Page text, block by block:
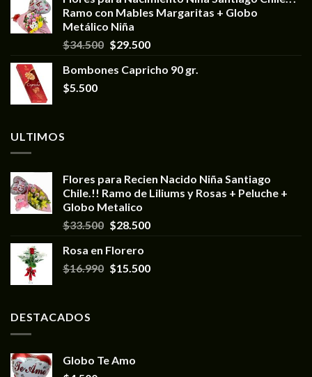
Ramo con Mables Margaritas + Globo
Metálico Niña
$34.500 $29.500
Bombones Capricho 90 gr.
$5.500
ULTIMOS
Flores para Recien Nacido Niña Santiago
Chile.!! Ramo de Liliums y Rosas + Peluche +
Globo Metalico
$33.500 $28.500
Rosa en Florero
$16.990 $15.500
DESTACADOS
Globo Te Amo